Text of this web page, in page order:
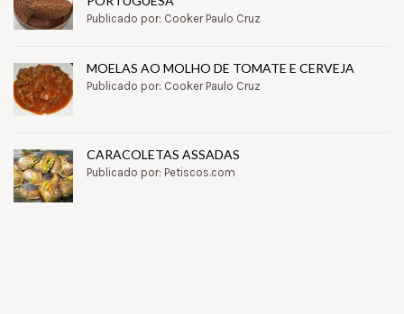
Publicado por: Cooker Paulo Cruz
MOELAS AO MOLHO DE TOMATE E CERVEJA
Publicado por: Cooker Paulo Cruz
CARACOLETAS ASSADAS
Publicado por: Petiscos.com